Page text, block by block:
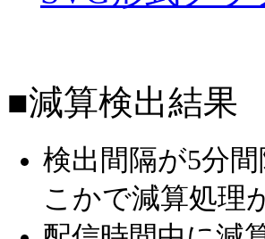
■減算検出結果
検出間隔が5分
こかで減算処理